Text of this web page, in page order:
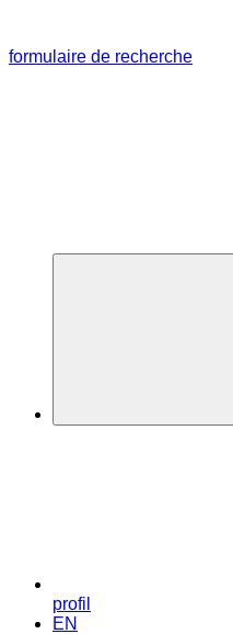
formulaire de recherche
profil
EN